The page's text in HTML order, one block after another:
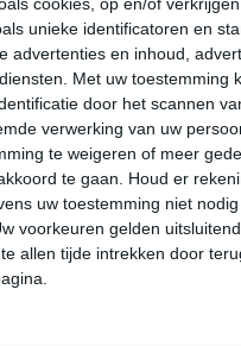
unieke identificatoren en
advertenties en inhoud,
Met uw toestemming
door het scannen
verwerking van uw
te weigeren of meer
te gaan.
Houd er
uw toestemming niet
voorkeuren gelden
allen tijde intrekken door
15:00 18:00
15:00 18:00
Z 1 Z 1